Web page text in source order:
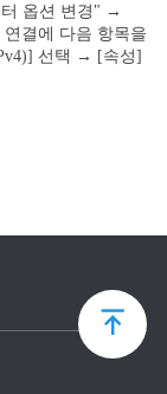
옵션 변경" →
결에 다음 항목을
선택 → [속성]
상